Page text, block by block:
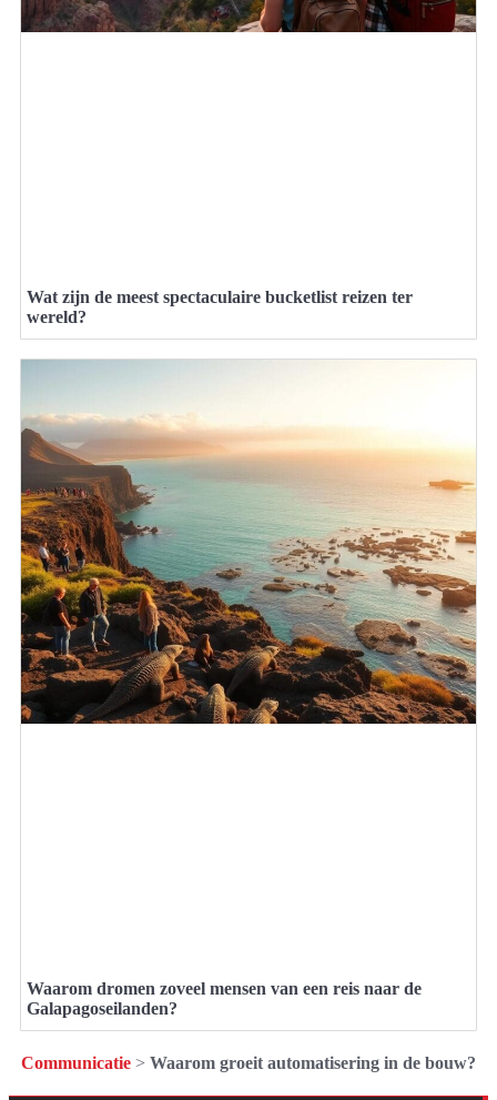
Wat zijn de meest spectaculaire bucketlist reizen ter
wereld?
Waarom dromen zoveel mensen van een reis naar de
Galapagoseilanden?
Communicatie > Waarom groeit automatisering in de bouw?